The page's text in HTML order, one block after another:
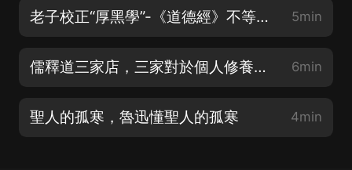
老子校正“厚黑學”-《道德經》不等用於《厚黑學》 5min
儒釋道三家店，三家對於個人修養的觀點各不相同 6min
聖人的孤寒，魯迅懂聖人的孤寒 4min